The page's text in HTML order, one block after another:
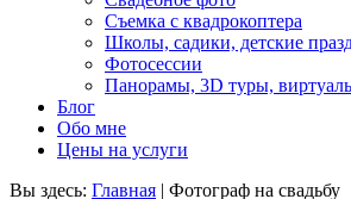
Съемка с квадрокоптера
Школы, садики, детские
Фотосессии
Панорамы, 3D туры,
Блог
Обо мне
Цены на услуги
Вы здесь: Главная | Фотограф на свадьбу